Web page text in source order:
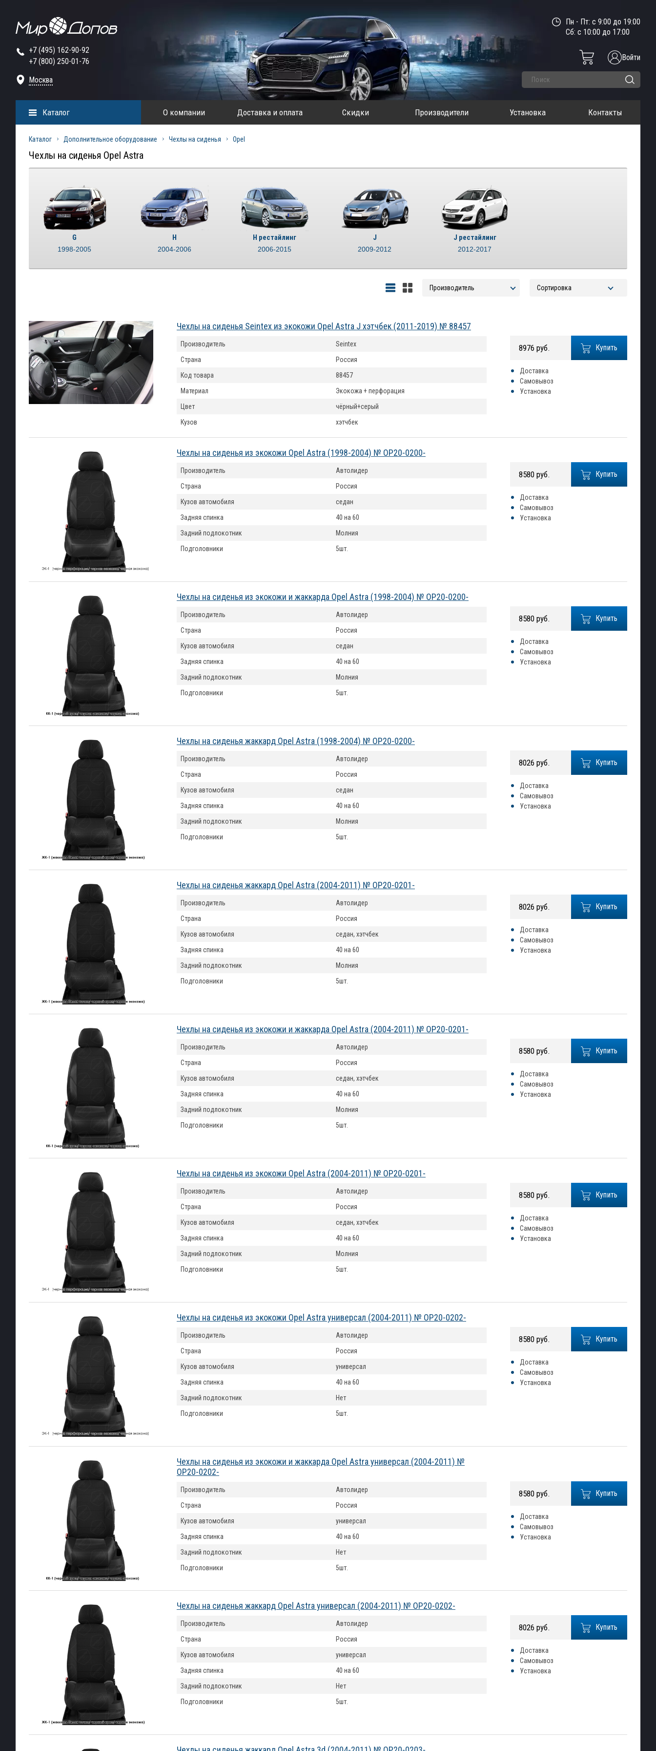
+7 (495) 162-90-92
+7 (800) 250-01-76
Москва
Пн - Пт: с 9:00 до 19:00
Сб: с 10:00 до 17:00
Войти
О компании Доставка и оплата Скидки Производители Установка Контакты
Каталог
Каталог Дополнительное оборудование Чехлы на сиденья Opel
Чехлы на сиденья Opel Astra
G
1998-2005
H
2004-2006
H рестайлинг
2006-2015
J
2009-2012
J рестайлинг
2012-2017
Чехлы на сиденья Seintex из экокожи Opel Astra J хэтчбек (2011-2019) № 88457
Купить
8976 руб.
Доставка
Самовывоз
Установка
Производитель
Seintex
Страна
Россия
Код товара
88457
Материал
Экокожа + перфорация
Цвет
чёрный+серый
Кузов
хэтчбек
Чехлы на сиденья из экокожи Opel Astra (1998-2004) № OP20-0200-
Купить
8580 руб.
Доставка
Самовывоз
Установка
Производитель
Автолидер
Страна
Россия
Кузов автомобиля
седан
Задняя спинка
40 на 60
Задний подлокотник
Молния
Подголовники
5шт.
Чехлы на сиденья из экокожи и жаккарда Opel Astra (1998-2004) № OP20-0200-
Купить
8580 руб.
Доставка
Самовывоз
Установка
Производитель
Автолидер
Страна
Россия
Кузов автомобиля
седан
Задняя спинка
40 на 60
Задний подлокотник
Молния
Подголовники
5шт.
Чехлы на сиденья жаккард Opel Astra (1998-2004) № OP20-0200-
Купить
8026 руб.
Доставка
Самовывоз
Установка
Производитель
Автолидер
Страна
Россия
Кузов автомобиля
седан
Задняя спинка
40 на 60
Задний подлокотник
Молния
Подголовники
5шт.
Чехлы на сиденья жаккард Opel Astra (2004-2011) № OP20-0201-
Купить
8026 руб.
Доставка
Самовывоз
Установка
Производитель
Автолидер
Страна
Россия
Кузов автомобиля
седан, хэтчбек
Задняя спинка
40 на 60
Задний подлокотник
Молния
Подголовники
5шт.
Чехлы на сиденья из экокожи и жаккарда Opel Astra (2004-2011) № OP20-0201-
Купить
8580 руб.
Доставка
Самовывоз
Установка
Производитель
Автолидер
Страна
Россия
Кузов автомобиля
седан, хэтчбек
Задняя спинка
40 на 60
Задний подлокотник
Молния
Подголовники
5шт.
Чехлы на сиденья из экокожи Opel Astra (2004-2011) № OP20-0201-
Купить
8580 руб.
Доставка
Самовывоз
Установка
Производитель
Автолидер
Страна
Россия
Кузов автомобиля
седан, хэтчбек
Задняя спинка
40 на 60
Задний подлокотник
Молния
Подголовники
5шт.
Чехлы на сиденья из экокожи Opel Astra универсал (2004-2011) № OP20-0202-
Купить
8580 руб.
Доставка
Самовывоз
Установка
Производитель
Автолидер
Страна
Россия
Кузов автомобиля
универсал
Задняя спинка
40 на 60
Задний подлокотник
Нет
Подголовники
5шт.
Чехлы на сиденья из экокожи и жаккарда Opel Astra универсал (2004-2011) №
OP20-0202-
Купить
8580 руб.
Доставка
Самовывоз
Установка
Производитель
Автолидер
Страна
Россия
Кузов автомобиля
универсал
Задняя спинка
40 на 60
Задний подлокотник
Нет
Подголовники
5шт.
Чехлы на сиденья жаккард Opel Astra универсал (2004-2011) № OP20-0202-
Купить
8026 руб.
Доставка
Самовывоз
Установка
Производитель
Автолидер
Страна
Россия
Кузов автомобиля
универсал
Задняя спинка
40 на 60
Задний подлокотник
Нет
Подголовники
5шт.